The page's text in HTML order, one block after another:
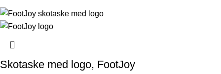
Skotaske med logo, FootJoy